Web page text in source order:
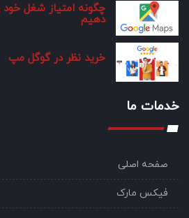
چگونه امتیاز شغل
دهیم
خرید نظر در گوگل مپ
خدمات ما
صفحه اصلی
فیکس مارک